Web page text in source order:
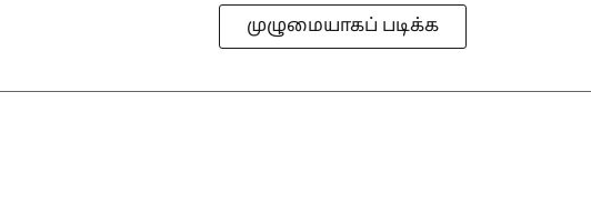
முழுமையாகப் படிக்க